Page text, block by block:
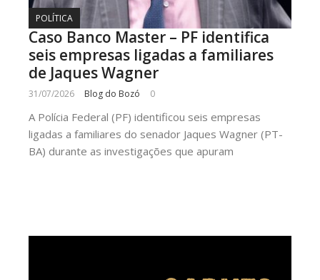
POLÍTICA
Caso Banco Master – PF identifica
seis empresas ligadas a familiares
de Jaques Wagner
31/07/2026 Blog do Bozó 0
A Polícia Federal (PF) identificou seis empresas
ligadas a familiares do senador Jaques Wagner (PT-
BA) durante as investigações que apuram